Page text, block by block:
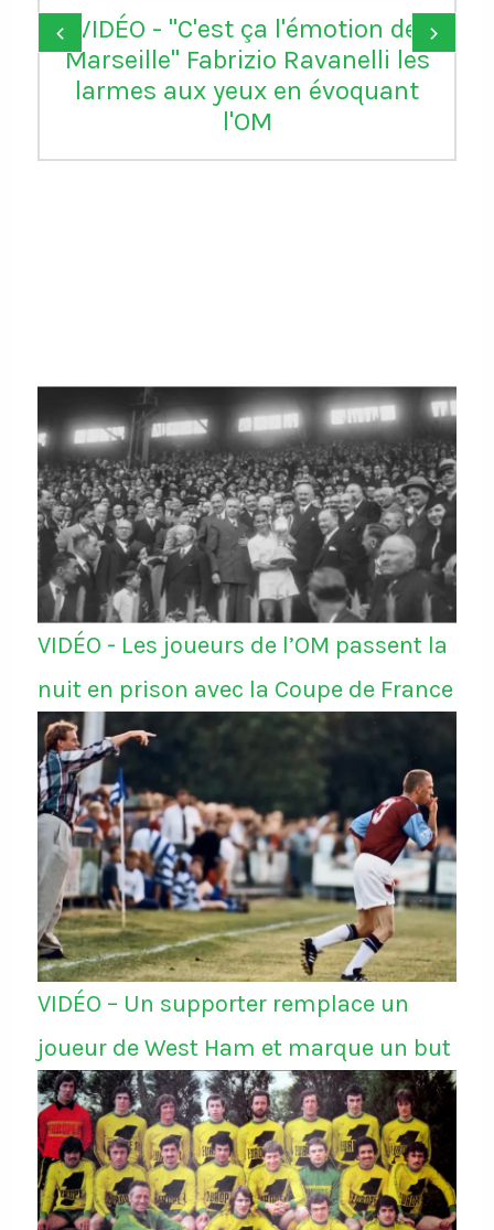
VIDÉO - "C'est ça l'émotion de
Marseille" Fabrizio Ravanelli les
larmes aux yeux en évoquant
l'OM
‹ ›
VIDÉO - Les joueurs de l’OM passent la
nuit en prison avec la Coupe de France
VIDÉO – Un supporter remplace un
joueur de West Ham et marque un but